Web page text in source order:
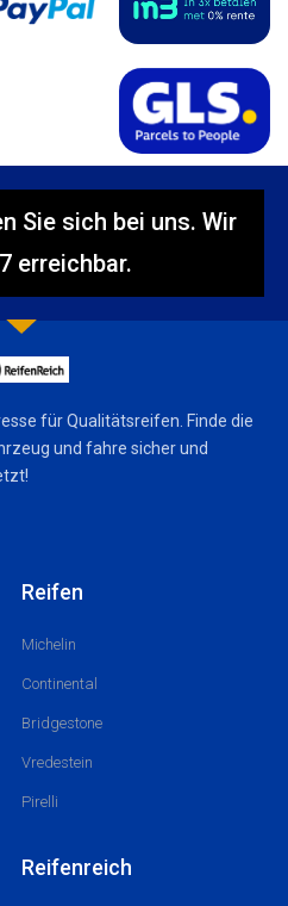
Sie sich bei uns. Wir
erreichbar.
für Qualitätsreifen. Finde die
und fahre sicher und
Reifen
Michelin
Continental
Bridgestone
Vredestein
Pirelli
Reifenreich